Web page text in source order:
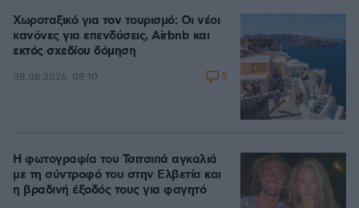
Χωροταξικό για τον τουρισμό: Οι νέοι
κανόνες για επενδύσεις, Airbnb και
εκτός σχεδίου δόμηση
08.08.2026, 08:10 5
Η φωτογραφία του Τσιτσιπά αγκαλιά
με τη σύντροφό του στην Ελβετία και
η βραδινή έξοδός τους για φαγητό